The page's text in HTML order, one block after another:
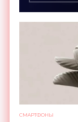
СМАРТФОНЫ